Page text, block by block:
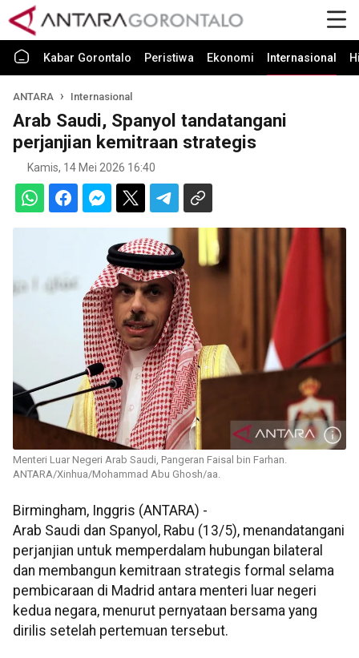
Kabar Gorontalo Peristiwa Ekonomi Internasional
ANTARA Internasional
Arab Saudi, Spanyol tandatangani
perjanjian kemitraan strategis
Kamis, 14 Mei 2026 16:40
Menteri Luar Negeri Arab Saudi, Pangeran Faisal bin Farhan.
ANTARA/Xinhua/Mohammad Abu Ghosh/aa.
Birmingham, Inggris (ANTARA) -
Arab Saudi dan Spanyol, Rabu (13/5), menandatangani
perjanjian untuk memperdalam hubungan bilateral
dan membangun kemitraan strategis formal selama
pembicaraan di Madrid antara menteri luar negeri
kedua negara, menurut pernyataan bersama yang
dirilis setelah pertemuan tersebut.